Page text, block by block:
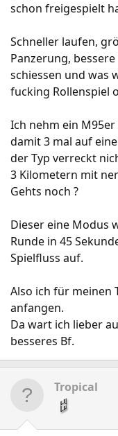
schon freigespielt
Schneller laufen,
Panzerung,
schiessen und was
fucking Rollenspiel
Ich nehm ein
damit 3 mal auf
der Typ verreckt
3 Kilometern mit
Gehts noch ?
Dieser eine Modus
Runde in 45
Spielfluss auf.
Also ich für meinen
anfangen.
Da wart ich lieber
besseres Bf.
Tropical